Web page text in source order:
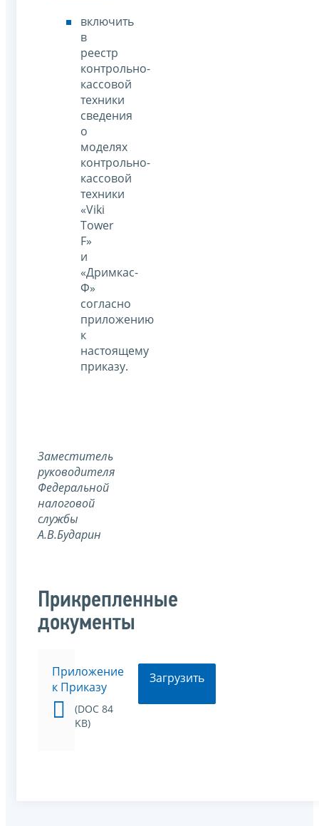
включить
в
реестр
контрольно-
кассовой
техники
сведения
о
моделях
контрольно-
кассовой
техники
«Viki
Tower
F»
и
«Дримкас-
Ф»
согласно
приложению
к
настоящему
приказу.
Заместитель
руководителя
Федеральной
налоговой
службы
А.В.Бударин
Прикрепленные
документы
Приложение
к Приказу
(DOC 84
KB)
Загрузить